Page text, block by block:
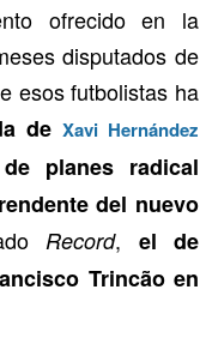
ofrecido en la
disputados de
esos futbolistas ha
de Xavi Hernández
planes radical
del nuevo
Record, el de
Trincão en